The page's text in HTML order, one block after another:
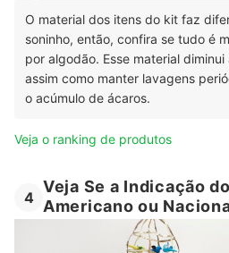
O material dos itens do kit faz
soninho, então, confira se tudo é
por algodão. Esse material
assim como manter lavagens
o acúmulo de ácaros.
Veja o ranking de produtos
4
Veja Se a Indicação
Americano ou